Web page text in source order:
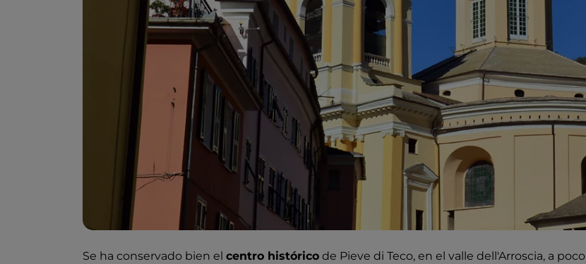
Se ha conservado bien el centro histórico de Pieve di Teco, en el valle dell'Arroscia, a poco